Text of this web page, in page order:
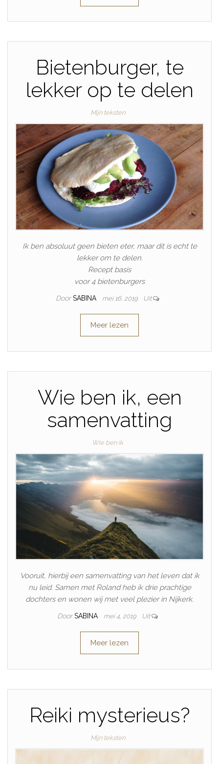
Bietenburger, te
lekker op te delen
Mijn teksten
Ik ben absoluut geen bieten eter, maar dit is echt te
lekker om te delen.
Recept basis
voor 4 bietenburgers
Door SABINA mei 16, 2019 Uit
Meer lezen
Wie ben ik, een
samenvatting
Wie ben ik
Vooruit, hierbij een samenvatting van het leven dat ik
nu leid. Samen met Roland heb ik drie prachtige
dochters en wonen wij met veel plezier in Nijkerk.
Door SABINA mei 4, 2019 Uit
Meer lezen
Reiki mysterieus?
Mijn teksten